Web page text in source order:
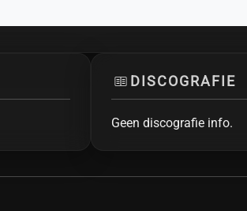
DISCOGRAFIE
Geen discografie info.